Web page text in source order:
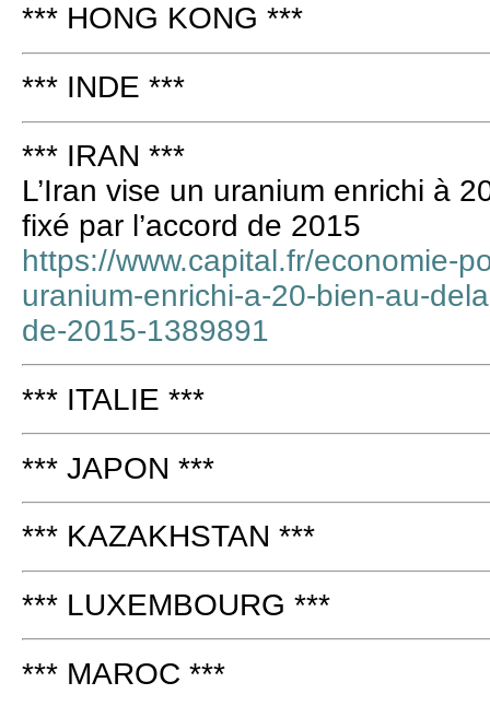
*** HONG KONG ***
*** INDE ***
*** IRAN ***
L’Iran vise un uranium enrichi à
fixé par l’accord de 2015
https://www.capital.fr/economie-
uranium-enrichi-a-20-bien-au-
de-2015-1389891
*** ITALIE ***
*** JAPON ***
*** KAZAKHSTAN ***
*** LUXEMBOURG ***
*** MAROC ***